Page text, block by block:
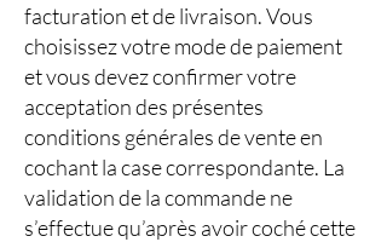
facturation et de livraison. Vous
choisissez votre mode de paiement
et vous devez confirmer votre
acceptation des présentes
conditions générales de vente en
cochant la case correspondante. La
validation de la commande ne
s’effectue qu’après avoir coché cette